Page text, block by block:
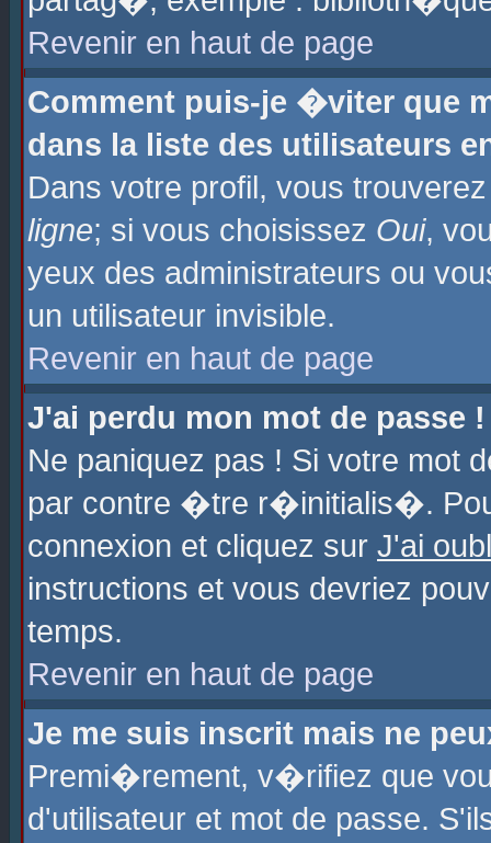
Revenir en haut de page
Comment puis-je �viter que
dans la liste des utilisateurs
Dans votre profil, vous
ligne; si vous choisissez Oui,
yeux des administrateurs ou
un utilisateur invisible.
Revenir en haut de page
J'ai perdu mon mot de passe !
Ne paniquez pas ! Si votre
par contre �tre r�initialis�.
connexion et cliquez sur J'ai
instructions et vous devriez
temps.
Revenir en haut de page
Je me suis inscrit mais ne
Premi�rement, v�rifiez que
d'utilisateur et mot de passe.